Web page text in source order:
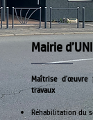
Mairie
Maîtrise d'œuvre
travaux
Réhabilitation du